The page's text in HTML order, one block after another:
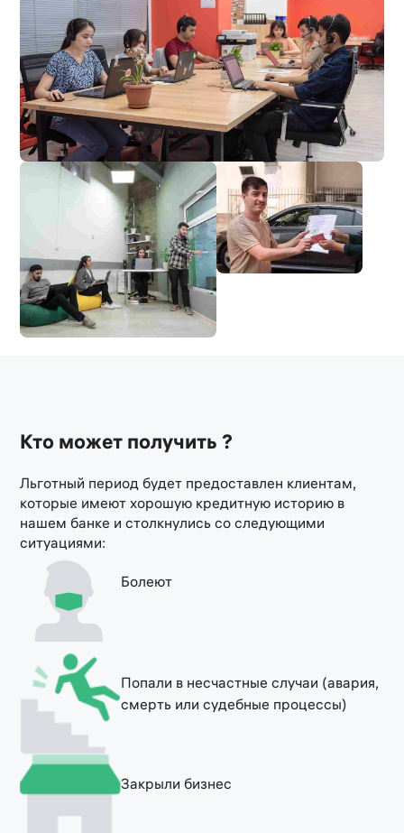
Кто может получить ?
Льготный период будет предоставлен клиентам,
которые имеют хорошую кредитную историю в
нашем банке и столкнулись со следующими
ситуациями:
Болеют
Попали в несчастные случаи (авария,
смерть или судебные процессы)
Закрыли бизнес